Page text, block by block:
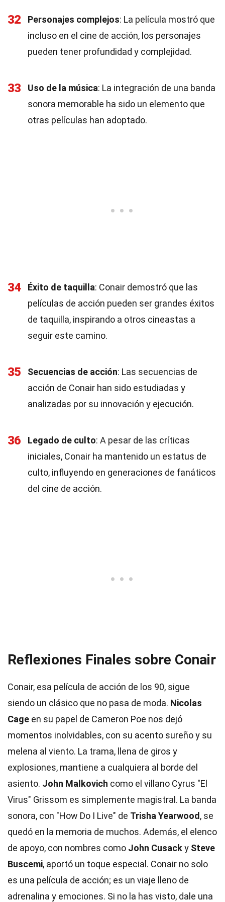
32 Personajes complejos: La película mostró que
incluso en el cine de acción, los personajes
pueden tener profundidad y complejidad.
33 Uso de la música: La integración de una banda
sonora memorable ha sido un elemento que
otras películas han adoptado.
34 Éxito de taquilla: Conair demostró que las
películas de acción pueden ser grandes éxitos
de taquilla, inspirando a otros cineastas a
seguir este camino.
35 Secuencias de acción: Las secuencias de
acción de Conair han sido estudiadas y
analizadas por su innovación y ejecución.
36 Legado de culto: A pesar de las críticas
iniciales, Conair ha mantenido un estatus de
culto, influyendo en generaciones de fanáticos
del cine de acción.
Reflexiones Finales sobre Conair
Conair, esa película de acción de los 90, sigue
siendo un clásico que no pasa de moda. Nicolas
Cage en su papel de Cameron Poe nos dejó
momentos inolvidables, con su acento sureño y su
melena al viento. La trama, llena de giros y
explosiones, mantiene a cualquiera al borde del
asiento. John Malkovich como el villano Cyrus "El
Virus" Grissom es simplemente magistral. La banda
sonora, con "How Do I Live" de Trisha Yearwood , se
quedó en la memoria de muchos. Además, el elenco
de apoyo, con nombres como John Cusacky Steve
Buscemi, aportó un toque especial. Conair no solo
es una película de acción; es un viaje lleno de
adrenalina y emociones. Si no la has visto, dale una